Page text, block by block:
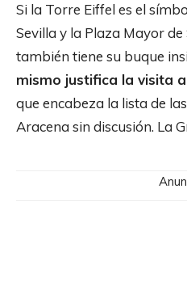
Si la Torre Eiffel es el
Sevilla y la Plaza Mayor
también tiene su buque
mismo justifica la visita
que encabeza la lista de
Aracena sin discusión. La